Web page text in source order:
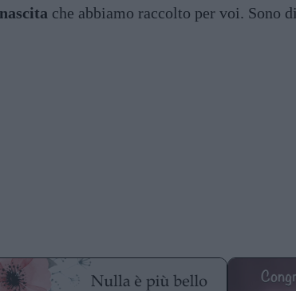
che abbiamo raccolto per voi. Sono